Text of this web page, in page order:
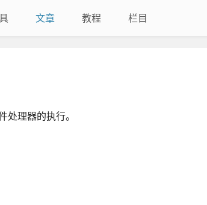
文章 教程 栏目
理器的执行。